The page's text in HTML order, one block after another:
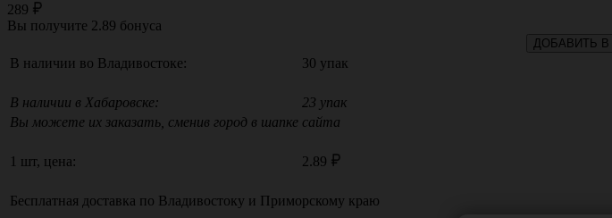
289
Вы получите 2.89 бонуса
ДОБАВИТЬ В
В наличии во Владивостоке: 30 упак
В наличии в Хабаровске:
23 упак
Вы можете их заказать, сменив город в шапке сайта
1 шт, цена: 2.89
Бесплатная доставка по Владивостоку и Приморскому краю